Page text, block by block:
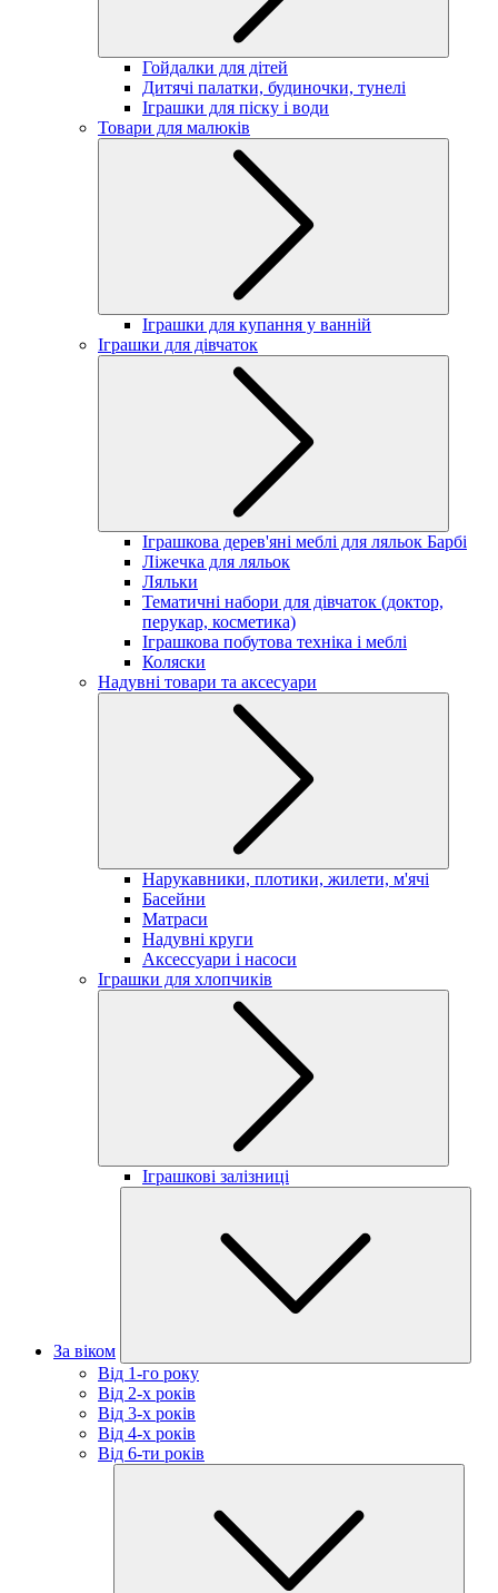
Гойдалки для дітей
Дитячі палатки, будиночки, тунелі
Іграшки для піску і води
Товари для малюків
Іграшки для купання у ванній
Іграшки для дівчаток
Іграшкова дерев'яні меблі для ляльок Барбі
Ліжечка для ляльок
Ляльки
Тематичні набори для дівчаток (доктор,
перукар, косметика)
Іграшкова побутова техніка і меблі
Коляски
Надувні товари та аксесуари
Нарукавники, плотики, жилети, м'ячі
Басейни
Матраси
Надувні круги
Аксессуари і насоси
Іграшки для хлопчиків
Іграшкові залізниці
За віком
Від 1-го року
Від 2-х років
Від 3-х років
Від 4-х років
Від 6-ти років